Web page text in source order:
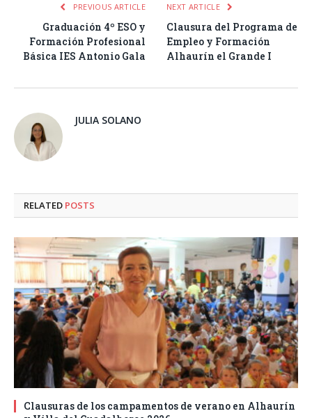
PREVIOUS ARTICLE
Graduación 4º ESO y
Formación Profesional
Básica IES Antonio Gala
NEXT ARTICLE
Clausura del Programa de
Empleo y Formación
Alhaurín el Grande I
JULIA SOLANO
RELATED POSTS
Clausuras de los campamentos de verano en Alhaurín